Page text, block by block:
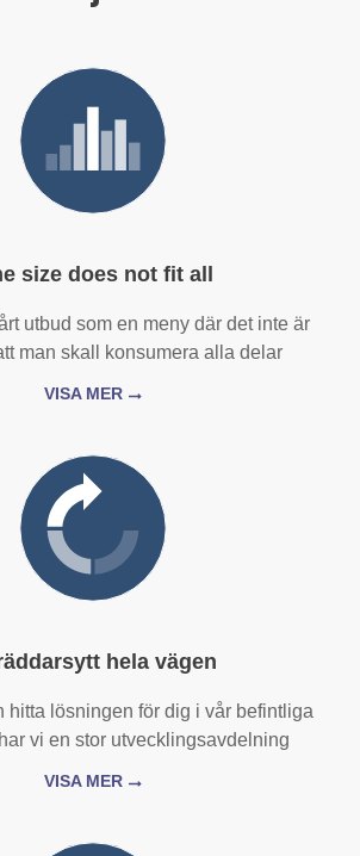
size does not fit all
utbud som en meny där det inte är
man skall konsumera alla delar
VISA MER
hela vägen
hitta lösningen för dig i vår befintliga
vi en stor utvecklingsavdelning
VISA MER